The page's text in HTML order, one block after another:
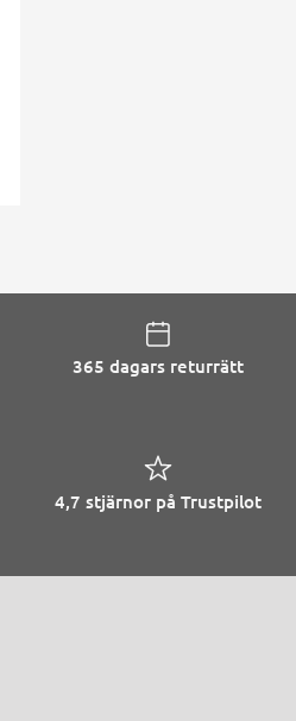
365 dagars returrätt
4,7 stjärnor på Trustpilot